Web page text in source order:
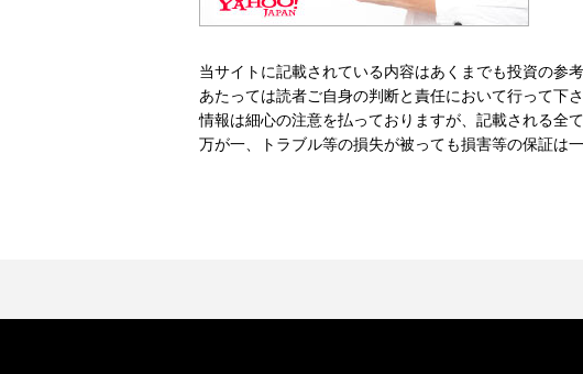
当サイトに記載されている内容はあくまでも投資の参
あたっては読者ご自身の判断と責任において行って下
情報は細心の注意を払っておりますが、記載される全
万が一、トラブル等の損失が被っても損害等の保証は